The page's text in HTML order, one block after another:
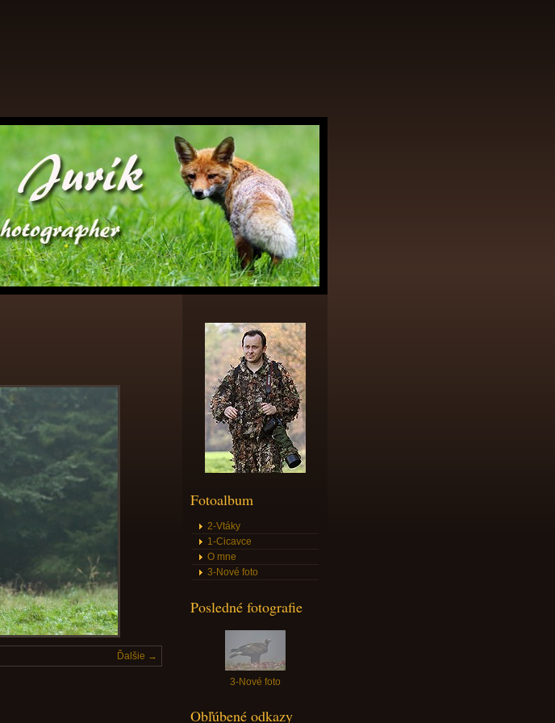
Ďalšie →
Fotoalbum
2-Vtáky
1-Cicavce
O mne
3-Nové foto
Posledné fotografie
3-Nové foto
Obľúbené odkazy